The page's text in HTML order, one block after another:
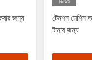
জন্য
ভিডিও
টেনশন মেশিন
টানার জন্য